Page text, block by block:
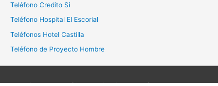
Teléfono Credito Si
Teléfono Hospital El Escorial
Teléfonos Hotel Castilla
Teléfono de Proyecto Hombre